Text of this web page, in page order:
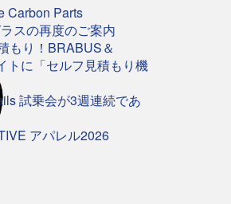
Carbon Parts
スの再度のご案内
もり！BRABUS＆
トに「セルフ見積もり機
試乗会が3週連続であ
アパレル2026